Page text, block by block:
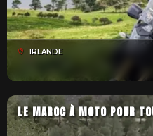
IRLANDE
LE MAROC À MOTO POUR